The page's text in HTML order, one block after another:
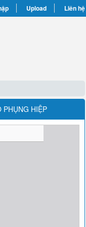
Upload Liên hệ
PHỤNG HIỆP